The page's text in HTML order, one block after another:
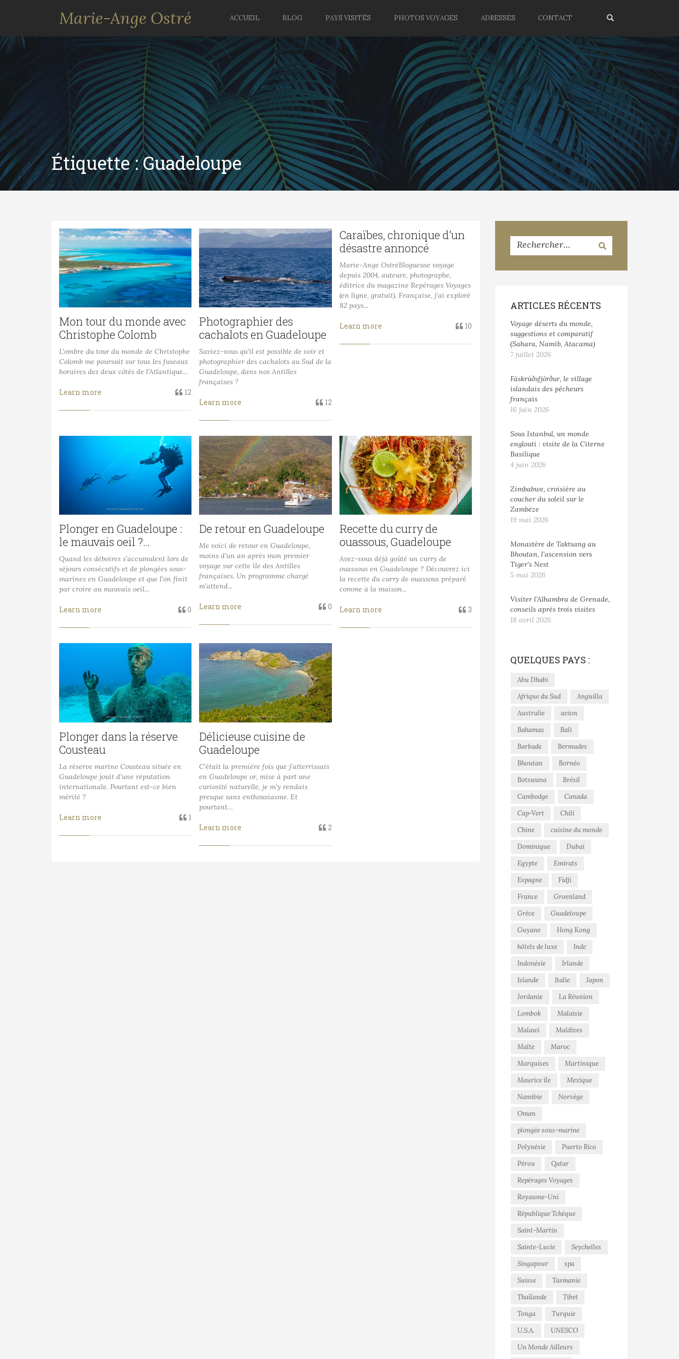
Marie-Ange Ostré ACCUEIL BLOG PAYS VISITÉS PHOTOS VOYAGES ADRESSES CONTACT
Étiquette :Guadeloupe
Mon tour du monde avec
Christophe Colomb
L'ombre du tour du monde de Christophe
Colomb me poursuit sur tous les fuseaux
horaires des deux côtés de l'Atlantique...
Learn more 12
Photographier des
cachalots en Guadeloupe
Saviez-vous qu'il est possible de voir et
photographier des cachalots au Sud de la
Guadeloupe, dans nos Antilles
françaises ?
Learn more 12
Caraïbes, chronique d’un
désastre annoncé
Marie-Ange OstréBlogueuse voyage
depuis 2004, auteure, photographe,
éditrice du magazine Repérages Voyages
(en ligne, gratuit). Française, j’ai exploré
82 pays...
Learn more 10
Plonger en Guadeloupe :
le mauvais oeil ?…
Quand les déboires s'accumulent lors de
séjours consécutifs et de plongées sous-
marines en Guadeloupe et que l'on finit
par croire au mauvais oeil...
Learn more 0
De retour en Guadeloupe
Me voici de retour en Guadeloupe,
moins d'un an après mon premier
voyage sur cette île des Antilles
françaises. Un programme chargé
m'attend...
Learn more 0
Recette du curry de
ouassous, Guadeloupe
Avez-vous déjà goûté un curry de
ouassous en Guadeloupe ? Découvrez ici
la recette du curry de ouassous préparé
comme à la maison...
Learn more 3
Plonger dans la réserve
Cousteau
La réserve marine Cousteau située en
Guadeloupe jouit d'une réputation
internationale. Pourtant est-ce bien
mérité ?
Learn more 1
Délicieuse cuisine de
Guadeloupe
C'était la première fois que j'atterrissais
en Guadeloupe or, mise à part une
curiosité naturelle, je m'y rendais
presque sans enthousiasme. Et
pourtant…
Learn more 2
ARTICLES RÉCENTS
Voyage déserts du monde,
suggestions et comparatif
(Sahara, Namib, Atacama)
7 juillet 2026
Fáskrúðsfjörður, le village
islandais des pêcheurs
français
16 juin 2026
Sous Istanbul, un monde
englouti : visite de la Citerne
Basilique
4 juin 2026
Zimbabwe, croisière au
coucher du soleil sur le
Zambèze
19 mai 2026
Monastère de Taktsang au
Bhoutan, l’ascension vers
Tiger’s Nest
5 mai 2026
Visiter l’Alhambra de Grenade,
conseils après trois visites
18 avril 2026
QUELQUES PAYS :
Abu Dhabi
Afrique du Sud
Anguilla
Australie
avion
Bahamas
Bali
Barbade
Bermudes
Bhoutan
Bornéo
Botswana
Brésil
Cambodge
Canada
Cap-Vert
Chili
Chine
cuisine du monde
Dominique
Dubai
Egypte
Emirats
Espagne
Fidji
France
Groenland
Grèce
Guadeloupe
Guyane
Hong Kong
hôtels de luxe
Inde
Indonésie
Irlande
Islande
Italie
Japon
Jordanie
La Réunion
Lombok
Malaisie
Malawi
Maldives
Malte
Maroc
Marquises
Martinique
Maurice île
Mexique
Namibie
Norvège
Oman
plongée sous-marine
Polynésie
Puerto Rico
Pérou
Qatar
Repérages Voyages
Royaume-Uni
République Tchèque
Saint-Martin
Sainte-Lucie
Seychelles
Singapour
spa
Suisse
Tasmanie
Thaïlande
Tibet
Tonga
Turquie
U.S.A.
UNESCO
Un Monde Ailleurs